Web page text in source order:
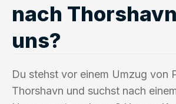
nach
uns?
Du stehst vor einem Umzug von
Thorshavn und suchst nach